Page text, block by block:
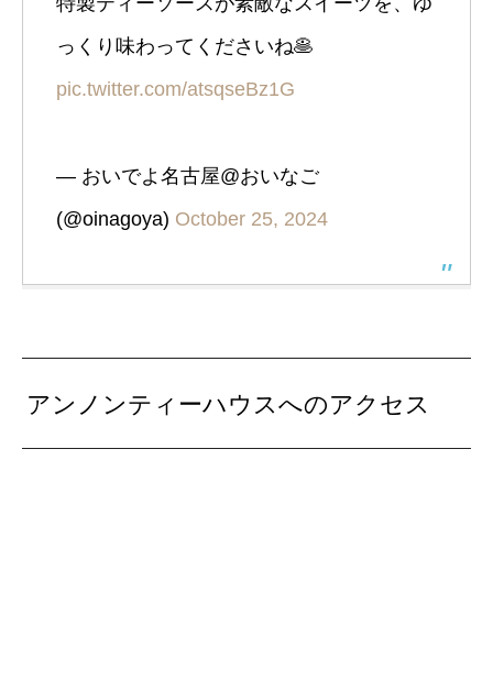
っくり味わってくださいね🥞
pic.twitter.com/atsqseBz1G
— おいでよ名古屋@おいなご
(@oinagoya) October 25, 2024
アンノンティーハウスへのアクセス